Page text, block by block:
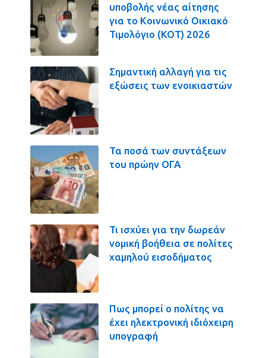
υποβολής νέας αίτησης
για το Κοινωνικό Οικιακό
Τιμολόγιο (ΚΟΤ) 2026
Σημαντική αλλαγή για τις
εξώσεις των ενοικιαστών
Τα ποσά των συντάξεων
του πρώην ΟΓΑ
Τι ισχύει για την δωρεάν
νομική βοήθεια σε πολίτες
χαμηλού εισοδήματος
Πως μπορεί ο πολίτης να
έχει ηλεκτρονική ιδιόχειρη
υπογραφή